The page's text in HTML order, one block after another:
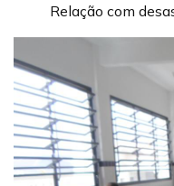
Relação com